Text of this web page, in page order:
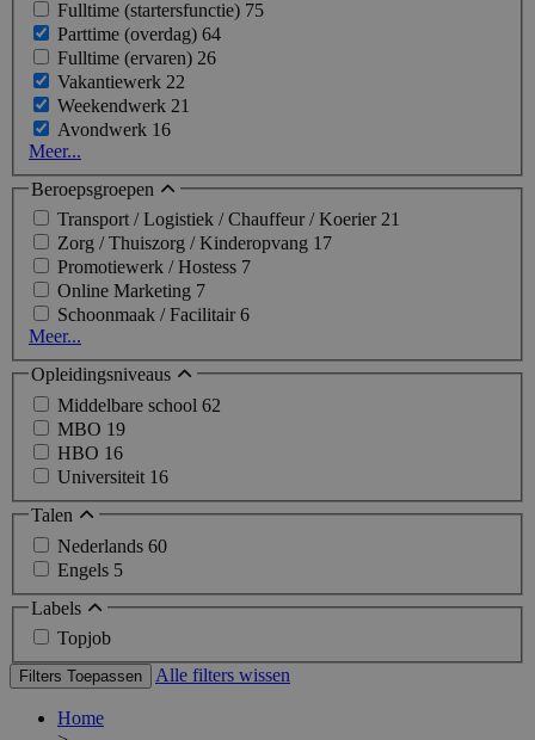
Fulltime (startersfunctie) 75
Parttime (overdag) 64
Fulltime (ervaren) 26
Vakantiewerk 22
Weekendwerk 21
Avondwerk 16
Meer...
Beroepsgroepen
Transport / Logistiek / Chauffeur / Koerier21
Zorg / Thuiszorg / Kinderopvang 17
Promotiewerk / Hostess 7
Online Marketing 7
Schoonmaak / Facilitair6
Meer...
Opleidingsniveaus
Middelbare school 62
MBO 19
HBO 16
Universiteit 16
Talen
Nederlands 60
Engels 5
Labels
Topjob
Filters Toepassen Alle filters wissen
Home